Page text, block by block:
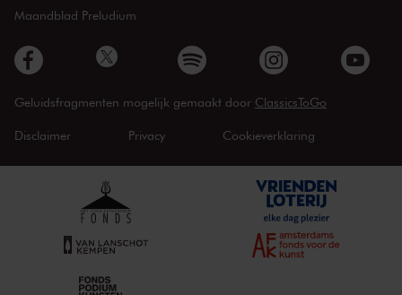
Maandblad Preludium
Geluidsfragmenten mogelijk gemaakt door ClassicsToGo
Disclaimer Privacy Cookieverklaring